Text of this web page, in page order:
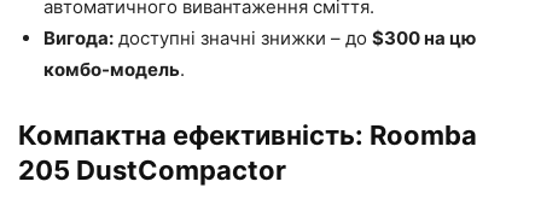
автоматичного вивантаження сміття.
Вигода: доступні значні знижки – до $300 на цю
комбо-модель.
Компактна ефективність: Roomba
205 DustCompactor